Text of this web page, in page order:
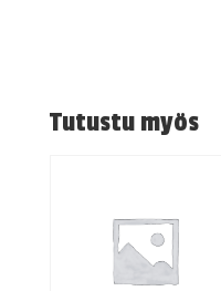
Tutustu myös